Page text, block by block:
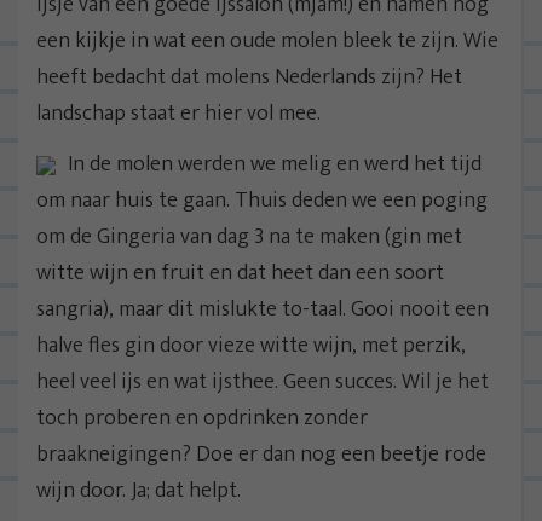
een kijkje in wat een oude molen bleek te zijn. Wie
heeft bedacht dat molens Nederlands zijn? Het
landschap staat er hier vol mee.
In de molen werden we melig en werd het tijd
om naar huis te gaan. Thuis deden we een poging
om de Gingeria van dag 3 na te maken (gin met
witte wijn en fruit en dat heet dan een soort
sangria), maar dit mislukte to-taal. Gooi nooit een
halve fles gin door vieze witte wijn, met perzik,
heel veel ijs en wat ijsthee. Geen succes. Wil je het
toch proberen en opdrinken zonder
braakneigingen? Doe er dan nog een beetje rode
wijn door. Ja; dat helpt.